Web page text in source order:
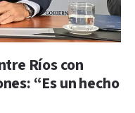
Ríos con
“Es un hecho